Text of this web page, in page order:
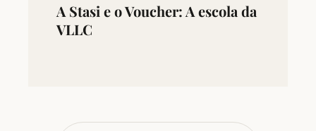
A Stasi e o Voucher: A escola da
VLLC